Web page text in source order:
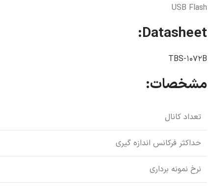
USB Flash
Datasheet:
TBS-1072B
مشخصات:
تعداد کانال
حداکثر فرکانس اندازه گیری
نرخ نمونه برداری